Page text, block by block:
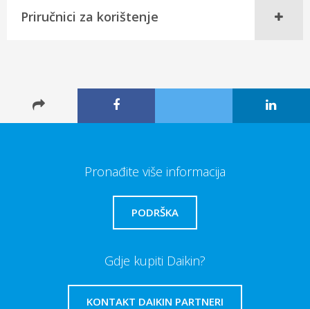
Priručnici za korištenje
Pronađite više informacija
PODRŠKA
Gdje kupiti Daikin?
KONTAKT DAIKIN PARTNERI